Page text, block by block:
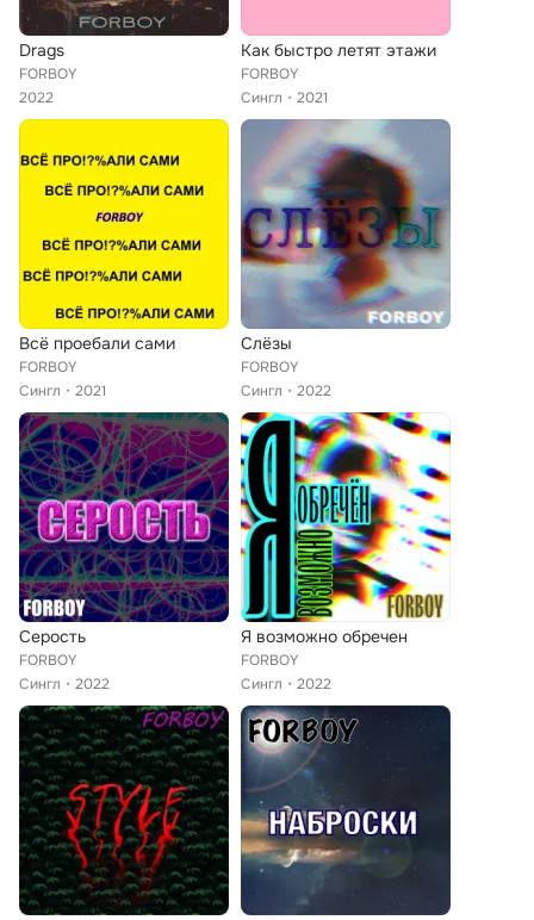
Drags
FORBOY
2022
Как быстро летят этажи
FORBOY
Сингл
2021
Всё проебали сами
FORBOY
Сингл
2021
Слёзы
FORBOY
Сингл
2022
Серость
FORBOY
Сингл
2022
Я возможно обречен
FORBOY
Сингл
2022